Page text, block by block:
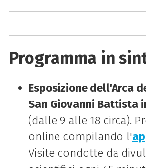
Programma in
Esposizione dell'Arca
San Giovanni Battista
(dalle 9 alle 18 circa).
online compilando l'
Visite condotte da